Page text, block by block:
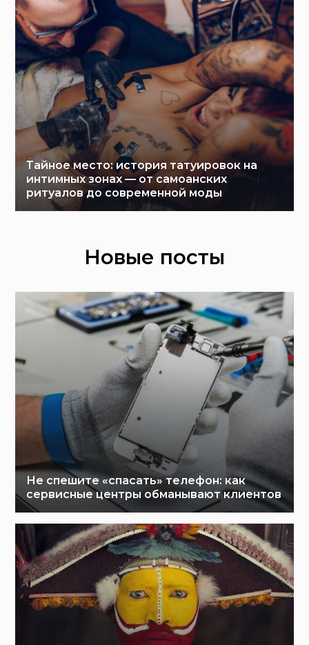
Тайное место: история татуировок на
интимных зонах — от самоанских
ритуалов до современной моды
Новые посты
Не спешите «спасать» телефон: как
сервисные центры обманывают клиентов